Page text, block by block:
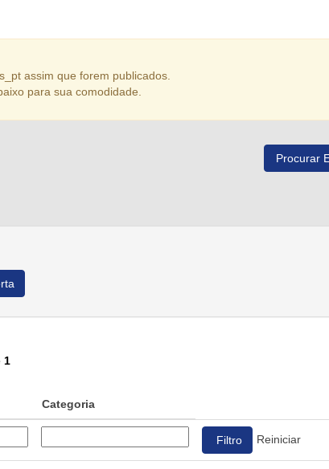
assim que forem publicados.
para sua comodidade.
1
Categoria
Reiniciar